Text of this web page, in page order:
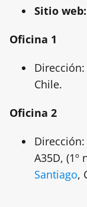
Sitio web:
Oficina 1
Chile.
Oficina 2
A35D, (1º
Santiago,